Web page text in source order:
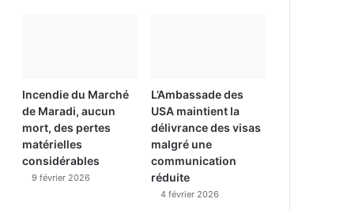
Incendie du Marché
de Maradi, aucun
mort, des pertes
matérielles
considérables
9 février 2026
L’Ambassade des
USA maintient la
délivrance des visas
malgré une
communication
réduite
4 février 2026